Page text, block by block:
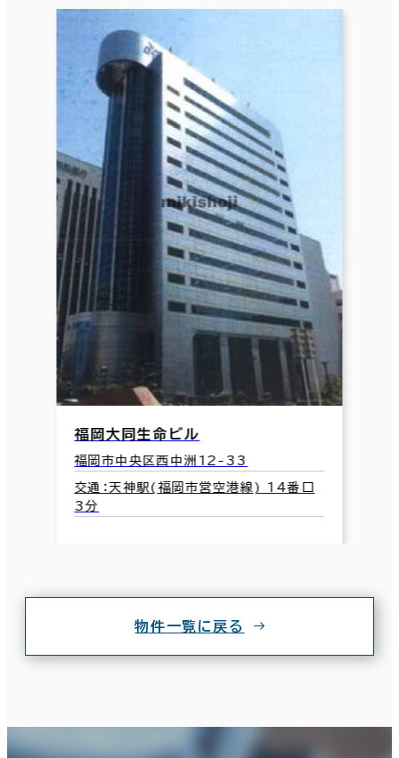
福岡大同生命ビル
福岡市中央区西中洲12-33
交通：天神駅(福岡市営空港線) 14番口
3分
物件一覧に戻る